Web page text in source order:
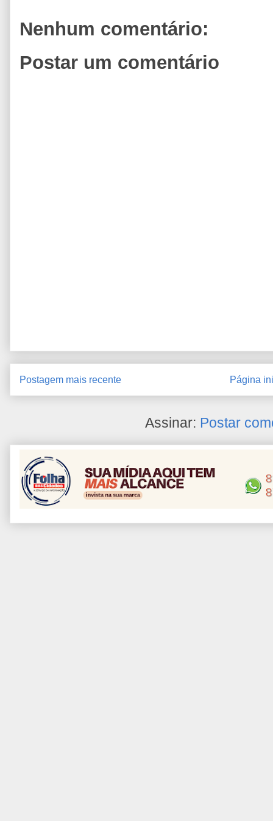
Nenhum comentário:
Postar um comentário
Postagem mais recente Página
Assinar: Postar